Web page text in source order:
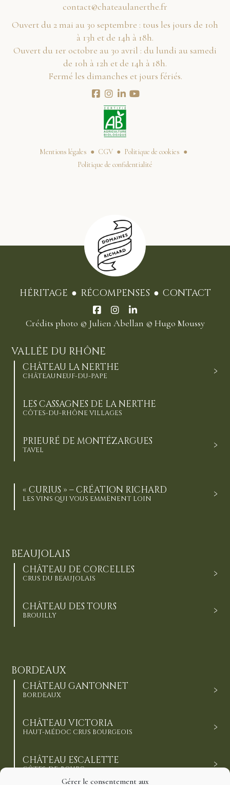
Gérer le consentement aux
rf.ehtrenaluaetahc@tcatnoc
Ouvert du 2 mai au 30 septembre : tous les jours de 10h
à 13h et de 14h à 18h.
Ouvert du 1er octobre au 30 avril : du lundi au samedi
de 10h à 12h et de 14h à 18h.
Fermé les dimanches et jours fériés.
Mentions légales CGV
Politique de cookies
Politique de confidentialité
HÉRITAGE RÉCOMPENSES CONTACT
Crédits photo © Julien Abellan © Hugo Moussy
VALLÉE DU RHÔNE
CHÂTEAU LA NERTHE
CHÂTEAUNEUF-DU-PAPE
LES CASSAGNES DE LA NERTHE
CÔTES-DU-RHÔNE VILLAGES
PRIEURÉ DE MONTÉZARGUES
TAVEL
« CURIUS » – CRÉATION RICHARD
LES VINS QUI VOUS EMMÈNENT LOIN
BEAUJOLAIS
CHÂTEAU DE CORCELLES
CRUS DU BEAUJOLAIS
CHÂTEAU DES TOURS
BROUILLY
BORDEAUX
CHÂTEAU GANTONNET
BORDEAUX
CHÂTEAU VICTORIA
HAUT-MÉDOC CRUS BOURGEOIS
CHÂTEAU ESCALETTE
CÔTES-DE-BOURG